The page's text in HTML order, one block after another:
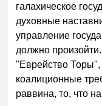
галахическое
духовные
управление
должно
"Еврейство Торы",
коалиционные
раввина, то, что